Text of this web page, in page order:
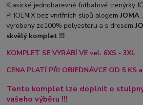
Klasické jednobarevné fotbalové trenýrky
PHOENIX bez vnitřních slipů alogem JOMA
vyrobeny ze100% polyesteru a s dresem
skvělý komplet !!!
KOMPLET SE VYRÁBÍ VE vel. 6XS - 3XL
CENA PLATÍ PŘI OBJEDNÁVCE OD 5 KS
Tento komplet lze doplnit o
vašeho výběru !!!